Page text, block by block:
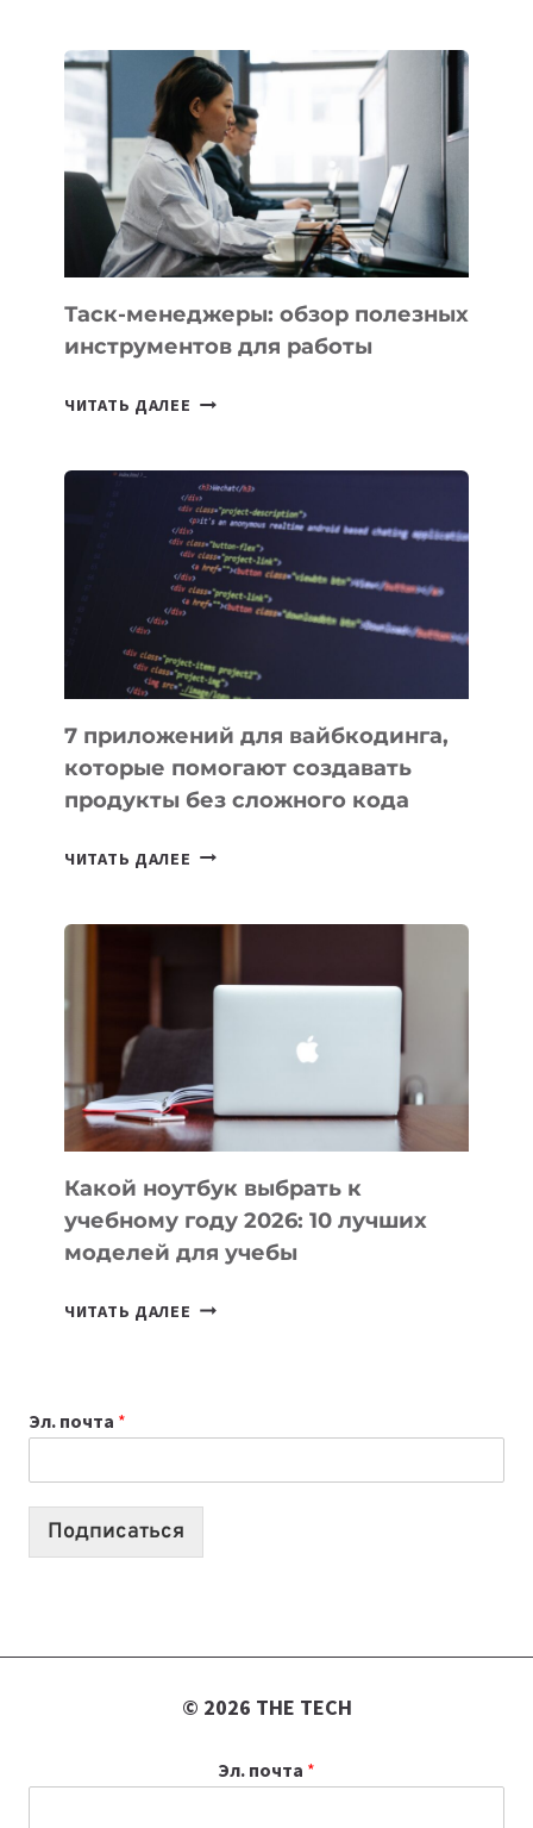
НОВЫЕ
ПРЕДМЕТЫ
ПО
ИСКУССТВЕННОМУ
ИНТЕЛЛЕКТУ
Таск-менеджеры: обзор полезных
инструментов для работы
ЧИТАТЬ ДАЛЕЕ ТАСК-
ПОЛЕЗНЫХ
ИНСТРУМЕНТОВ
ДЛЯ
РАБОТЫ
7 приложений для вайбкодинга,
которые помогают создавать
продукты без сложного кода
ЧИТАТЬ ДАЛЕЕ 7
ПОМОГАЮТ
СОЗДАВАТЬ
БЕЗ
СЛОЖНОГО
КОДА
Какой ноутбук выбрать к
учебному году 2026: 10 лучших
моделей для учебы
ЧИТАТЬ ДАЛЕЕ КАКОЙ
2026:
10
Эл. почта *
Подписаться
© 2026 THE TECH
Эл. почта *